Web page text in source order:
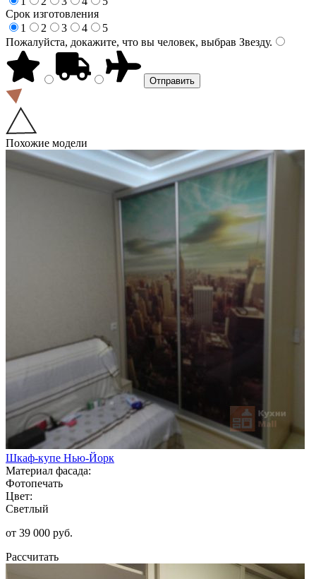
Срок изготовления
1
2 3 4
5
Пожалуйста, докажите, что вы человек, выбрав Звезду.
Похожие модели
Шкаф-купе Нью-Йорк
Материал фасада:
Фотопечать
Цвет:
Светлый
от 39 000 руб.
Рассчитать